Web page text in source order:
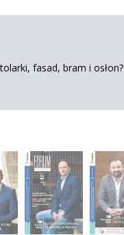
fasad, bram i osłon?